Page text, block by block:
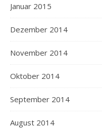
Januar 2015
Dezember 2014
November 2014
Oktober 2014
September 2014
August 2014